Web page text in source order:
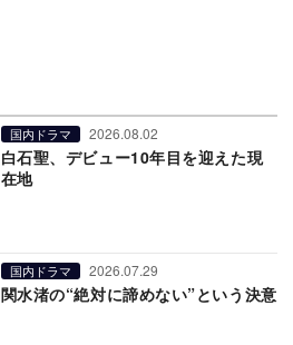
国内ドラマ 2026.08.02
白石聖、デビュー10年目を迎えた現
在地
国内ドラマ 2026.07.29
関水渚の“絶対に諦めない”という決意